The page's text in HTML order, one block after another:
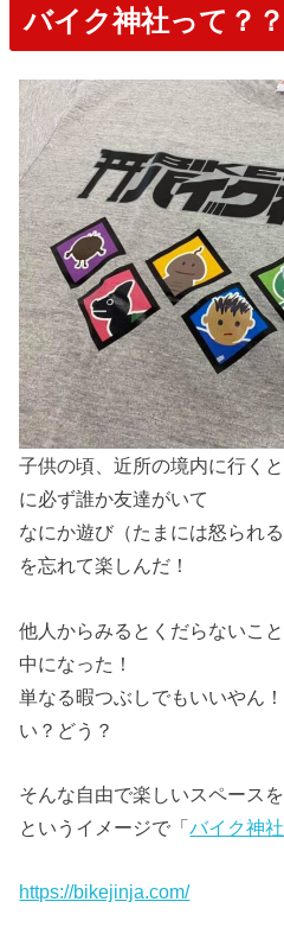
バイク神社って？
子供の頃、近所の境内に行く
に必ず誰か友達がいて
なにか遊び（たまには怒られ
を忘れて楽しんだ！
他人からみるとくだらないこ
中になった！
単なる暇つぶしでもいいやん
い？どう？
そんな自由で楽しいスペース
というイメージで「バイク神社
https://bikejinja.com/